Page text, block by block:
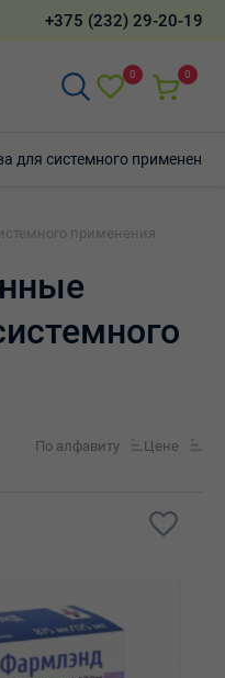
+375 (232) 29-20-19
0 0
для системного применения
применения
По алфавиту Цене